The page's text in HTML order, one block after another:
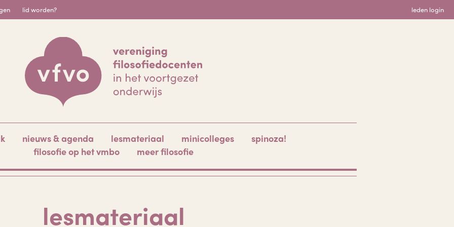
lid worden? leden login
nieuws & agenda lesmateriaal minicolleges
spinoza!
filosofie op het vmbo
meer filosofie
lesmateriaal